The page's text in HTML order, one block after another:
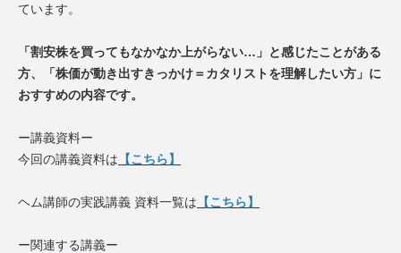
ています。
「割安株を買ってもなかなか上がらない…」と感じたことがある
方、「株価が動き出すきっかけ＝カタリストを理解したい方」に
おすすめの内容です。
ー講義資料ー
今回の講義資料は 【こちら】
ヘム講師の実践講義 資料一覧は 【こちら】
ー関連する講義ー